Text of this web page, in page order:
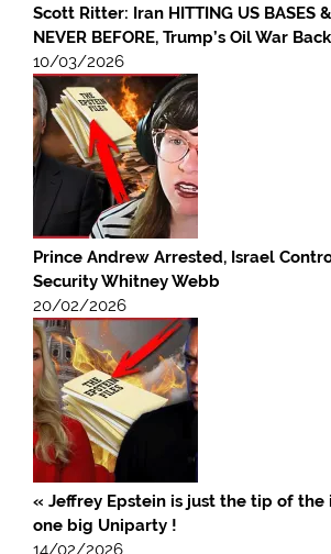
Scott Ritter: Iran HITTING US BASES
NEVER BEFORE, Trump’s Oil War
10/03/2026
Prince Andrew Arrested, Israel
Security Whitney Webb
20/02/2026
« Jeffrey Epstein is just the tip of the
one big Uniparty !
14/02/2026